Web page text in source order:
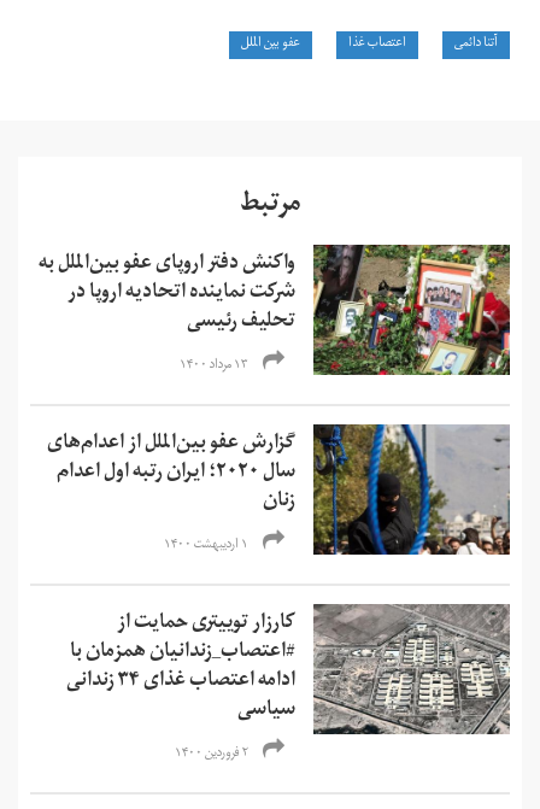
آتنا دائمی اعتصاب غذا عفو بین الملل
مرتبط
واکنش دفتر اروپای عفو بین‌الملل به
شرکت نماینده اتحادیه اروپا در
تحلیف رئیسی
۱۳ مرداد ۱۴۰۰
گزارش عفو بین‌الملل از اعدام‌های
سال ۲۰۲۰؛ ایران رتبه اول اعدام
زنان
۱ اردیبهشت ۱۴۰۰
کارزار توییتری حمایت از
#اعتصاب_زندانیان همزمان با
ادامه اعتصاب غذای ۳۴ زندانی
سیاسی
۲ فروردین ۱۴۰۰